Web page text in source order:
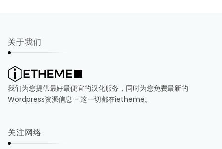
关于我们
我们为您提供最好最便宜的汉化服务，同时为您免费最新的
Wordpress资源信息 - 这一切都在ietheme。
关注网络